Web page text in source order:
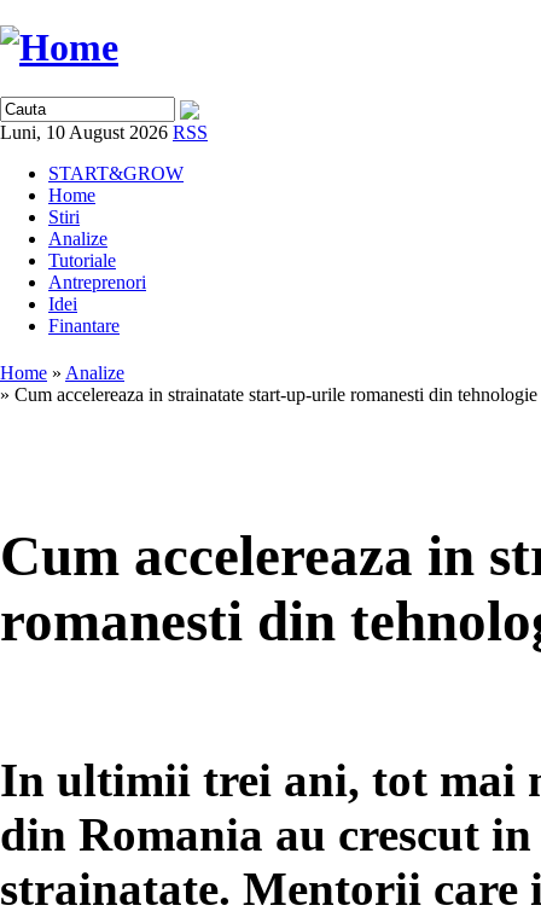
Luni, 10 August 2026 RSS
START&GROW
Home
Stiri
Analize
Tutoriale
Antreprenori
Idei
Finantare
Home » Analize
» Cum accelereaza in strainatate start-up-urile romanesti din tehnologie
Cum accelereaza in
romanesti din
In ultimii trei ani, tot mai
din Romania au crescut
strainatate. Mentorii care